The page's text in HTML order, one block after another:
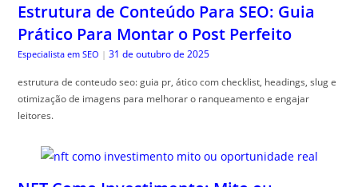
Estrutura de Conteúdo Para SEO: Guia
Prático Para Montar o Post Perfeito
Especialista em SEO | 31 de outubro de 2025
estrutura de conteudo seo: guia pr, ático com checklist, headings, slug e
otimização de imagens para melhorar o ranqueamento e engajar
leitores.